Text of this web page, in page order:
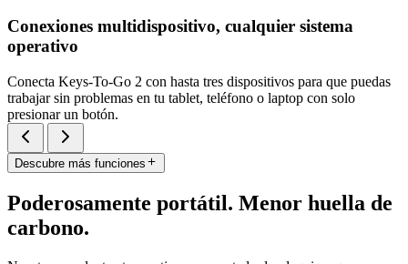
Conexiones multidispositivo, cualquier sistema
operativo
Conecta Keys-To-Go 2 con hasta tres dispositivos para que puedas
trabajar sin problemas en tu tablet, teléfono o laptop con solo
presionar un botón.
Descubre más funciones
Poderosamente portátil. Menor huella de
carbono.